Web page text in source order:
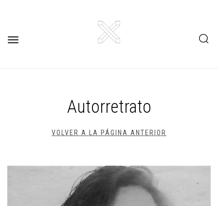
Toggle
Autorretrato
VOLVER A LA PÁGINA ANTERIOR